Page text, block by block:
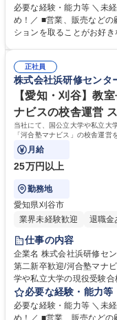
体制で行いますので未経験の方もご
サポート ■アシスタントア
ト ■入塾相談 ■予算・収支
バイザーが校舎を担当し
はありません。 募集職種 【愛知・御器所】教室長 ◆未経験・第二新卒歓
迎/河合塾マナビスの校舎
必要な経験・能力等 ＼未
め！／ ■営業、販売など
ションを取ることがお好きな
を経験しつつ、流れを把握
心です。研修が充実して
プも可能！教育に携わり
す！ 学歴・資格 学歴：
正社員
株式会社浜研修センタ
【愛知・刈谷】教
ナビスの校舎運営
当社にて、国公立大学や私立大
「河合塾マナビス」の校舎運営
すので未経験の方もご安心くだ
月給
25万円以上
勤務地
愛知県刈谷市
業界未経験歓迎
退職金
仕事の内容
企業名 株式会社浜研修センター 求人名 【愛知・刈谷】教室長
第二新卒歓迎/河合塾マナビスの校舎運営 仕事
学や私立大学の現役受験
塾マナビス」の校舎運営
行いますので未経験の方もご安心ください
ト ■アシスタントアドバイ
必要な経験・能力等
必要な経験・能力等 ＼未
め！／ ■営業、販売など